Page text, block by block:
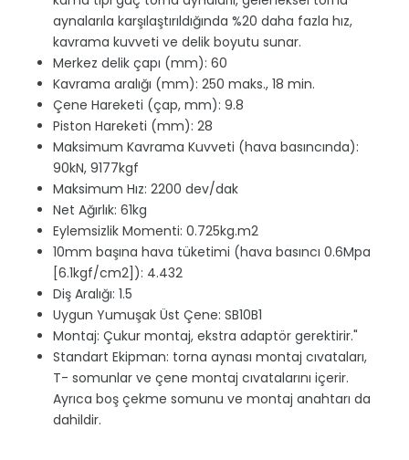
aynalarıla karşılaştırıldığında %20 daha fazla hız,
kavrama kuvveti ve delik boyutu sunar.
Merkez delik çapı (mm): 60
Kavrama aralığı (mm): 250 maks., 18 min.
Çene Hareketi (çap, mm): 9.8
Piston Hareketi (mm): 28
Maksimum Kavrama Kuvveti (hava basıncında):
90kN, 9177kgf
Maksimum Hız: 2200 dev/dak
Net Ağırlık: 61kg
Eylemsizlik Momenti: 0.725kg.m2
10mm başına hava tüketimi (hava basıncı 0.6Mpa
[6.1kgf/cm2]): 4.432
Diş Aralığı: 1.5
Uygun Yumuşak Üst Çene: SB10B1
Montaj: Çukur montaj, ekstra adaptör gerektirir."
Standart Ekipman: torna aynası montaj cıvataları,
T- somunlar ve çene montaj cıvatalarını içerir.
Ayrıca boş çekme somunu ve montaj anahtarı da
dahildir.